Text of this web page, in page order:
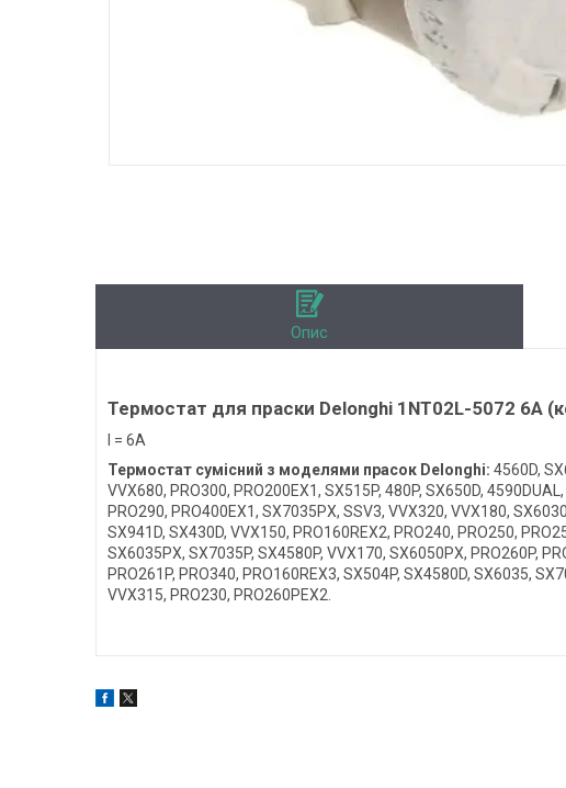
Опис
Термостат для праски Delonghi 1NT02L-5072 6A
I = 6A
Термостат сумісний з моделями прасок Delonghi: 4560D,
VVX680, PRO300, PRO200EX1, SX515P, 480P, SX650D,
PRO290, PRO400EX1, SX7035PX, SSV3, VVX320, VVX180,
SX941D, SX430D, VVX150, PRO160REX2, PRO240, PRO250,
SX6035PX, SX7035P, SX4580P, VVX170, SX6050PX, PRO260P,
PRO261P, PRO340, PRO160REX3, SX504P, SX4580D, SX6035,
VVX315, PRO230, PRO260PEX2.